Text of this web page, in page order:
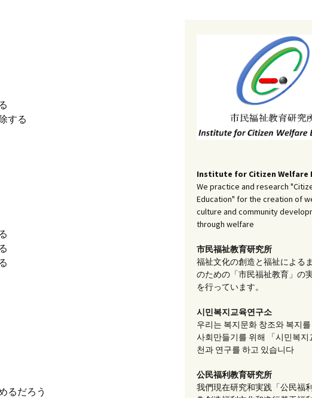
アーカイブ（４）
記事（151）～
アーカイブ（５）
記事（201）～
アーカイブ（５）
アーカイブ（３）
調査報告
アーカイブ（４）
実践報告
アーカイブ（５）
コラム
する
るだろう
Institute for Citizen Welfare
We practice and research
Education" for the creation of
culture and community
through welfare
市民福祉教育研究所
福祉文化の創造と福祉による
のための「市民福祉教育」の
を行っています。
시민복지교육연구소
우리는 복지문화 창조와 복지
사회만들기를 위해 「시민복지
천과 연구를 하고 있습니다
公民福利教育研究所
我們現在研究和実践「公民福